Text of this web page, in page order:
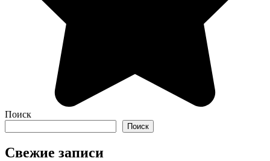
Поиск
Поиск
Свежие записи